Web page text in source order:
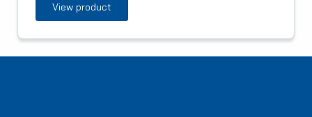
View product